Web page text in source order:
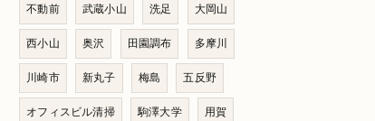
不動前 武蔵小山 洗足 大岡山
西小山 奥沢 田園調布 多摩川
川崎市 新丸子 梅島 五反野
オフィスビル清掃 駒澤大学 用賀